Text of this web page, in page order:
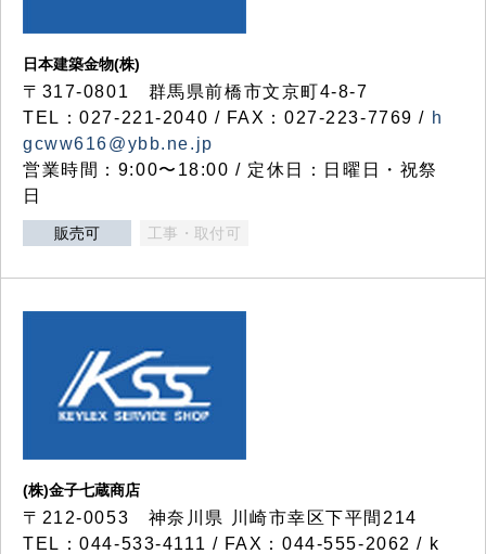
日本建築金物(株)
〒317‐0801 群馬県前橋市文京町4-8-7
TEL：027-221-2040 / FAX：027-223-7769 / h
gcww616@ybb.ne.jp
営業時間：9:00〜18:00 / 定休日：日曜日・祝祭
日
販売可 工事・取付可
(株)金子七蔵商店
〒212-0053 神奈川県 川崎市幸区下平間214
TEL：044-533-4111 / FAX：044-555-2062 / k